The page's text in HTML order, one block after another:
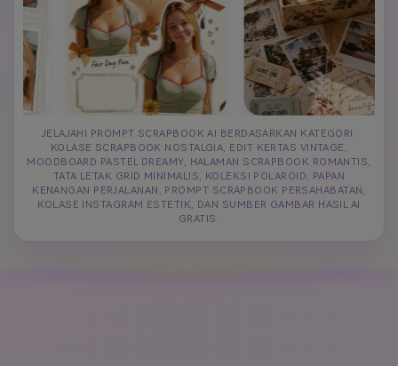
JELAJAHI PROMPT SCRAPBOOK AI BERDASARKAN KATEGORI:
KOLASE SCRAPBOOK NOSTALGIA, EDIT KERTAS VINTAGE,
MOODBOARD PASTEL DREAMY, HALAMAN SCRAPBOOK ROMANTIS,
TATA LETAK GRID MINIMALIS, KOLEKSI POLAROID, PAPAN
KENANGAN PERJALANAN, PROMPT SCRAPBOOK PERSAHABATAN,
KOLASE INSTAGRAM ESTETIK, DAN SUMBER GAMBAR HASIL AI
GRATIS.